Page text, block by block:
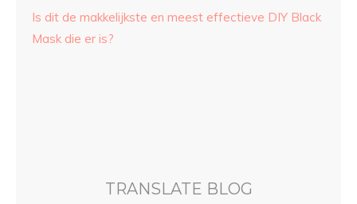
Is dit de makkelijkste en meest effectieve DIY Black
Mask die er is?
TRANSLATE BLOG